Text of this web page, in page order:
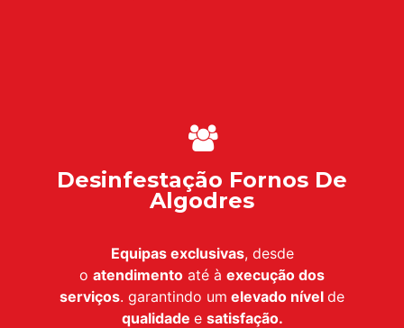
Desinfestação Fornos De
Algodres
Equipas exclusivas, desde
o atendimento até à execução dos
serviços. garantindo um elevado nível de
qualidade e satisfação.